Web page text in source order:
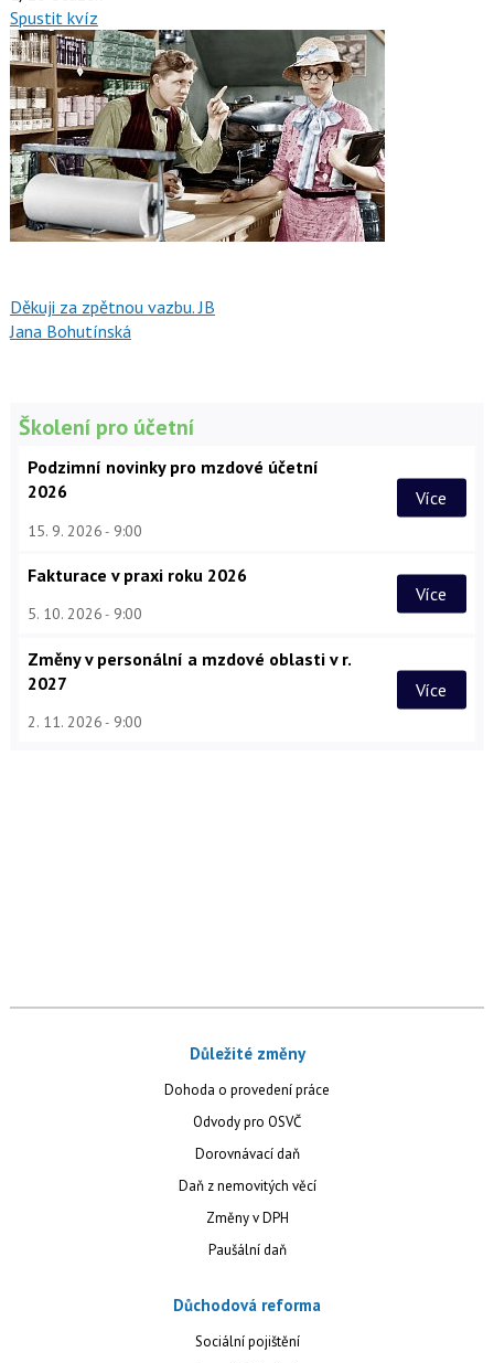
Spustit kvíz
Děkuji za zpětnou vazbu. JB
Jana Bohutínská
Školení pro účetní
Podzimní novinky pro mzdové účetní
2026
15. 9. 2026 9:00
Více
Fakturace v praxi roku 2026
5. 10. 2026 9:00
Více
Změny v personální a mzdové oblasti v r.
2027
2. 11. 2026 9:00
Více
Důležité změny
Dohoda o provedení práce
Odvody pro OSVČ
Dorovnávací daň
Daň z nemovitých věcí
Změny v DPH
Paušální daň
Důchodová reforma
Sociální pojištění